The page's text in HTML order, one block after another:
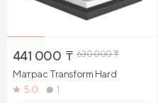
441 000 ₸ 630 000₸
Матрас Transform Hard
5.0
1